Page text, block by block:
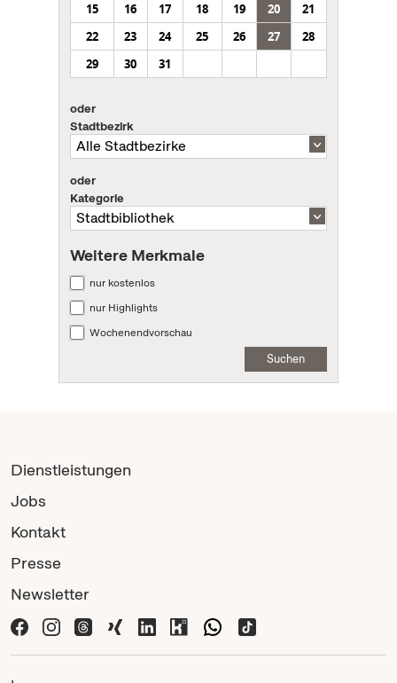
15
16 17 18 19 20
21
22
23 24 25 26 27
28
29
30 31
oder
Stadtbezirk
oder
Kategorie
Weitere Merkmale
nur kostenlos
nur Highlights
Wochenendvorschau
Suchen
Dienstleistungen
Jobs
Kontakt
Presse
Newsletter